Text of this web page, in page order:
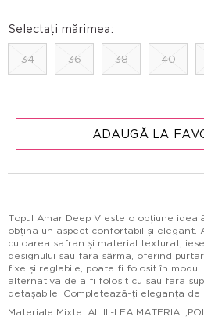
Selectați mărimea:
34 36 38 40
ADAUGĂ LA
Topul Amar Deep V este o opțiune
obțină un aspect confortabil și elegant.
culoarea safran și material texturat,
designului său fără sârmă, oferind
fixe și reglabile, poate fi folosit în modul
alternativa de a fi folosit cu sau fără
detașabile. Completează-ți eleganța de
Materiale Mixte: AL III-LEA